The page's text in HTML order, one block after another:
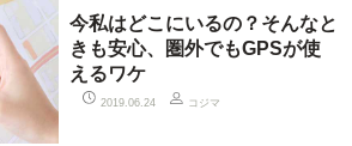
今私はどこにいるの？そんなと
きも安心、圏外でもGPSが使
えるワケ
2019.06.24 コジマ